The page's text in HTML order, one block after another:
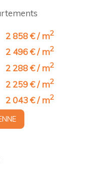
2 858 € / m2
2 496 € / m2
2 288 € / m2
2 259 € / m2
2 043 € / m2